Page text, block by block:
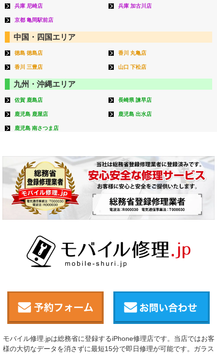
兵庫 尼崎店 兵庫 加古川店
京都 亀岡駅前店
中国・四国エリア
徳島 徳島店 香川 丸亀店
香川 三豊店 山口 下松店
九州・沖縄エリア
佐賀 鹿島店 長崎県 諫早店
鹿児島 鹿屋店 鹿児島 出水店
鹿児島 南さつま店
モバイル修理.jpは総務省に登録するiPhone修理店です。当店ではお客
様の大切なデータを消さずに最短15分で即日修理が可能です。ガラス